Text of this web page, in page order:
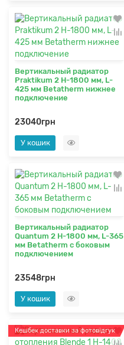
Вертикальный радиатор
Praktikum 2 H-1800 мм, L-
425 мм Betatherm нижнее
подключение
23040грн
У кошик
Вертикальный радиатор
Quantum 2 H-1800 мм, L-365
мм Betatherm с боковым
подключением
23548грн
У кошик
Кешбек доставки за фотовідгук